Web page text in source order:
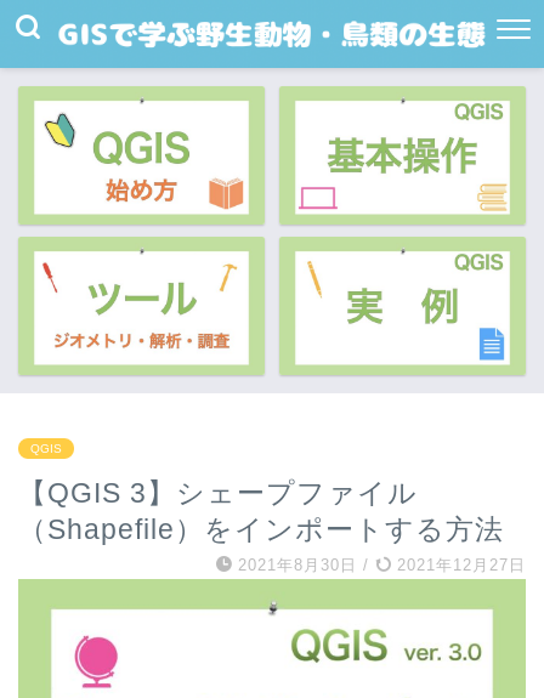
QGIS
【QGIS 3】シェープファイル
（Shapefile）をインポートする方法
2021年8月30日 / 2021年12月27日